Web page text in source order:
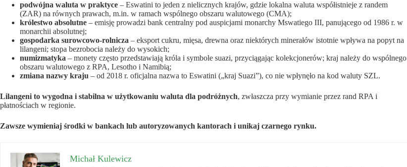
podwójna waluta w praktyce – Eswatini to jeden z nielicznych krajów, gdzie lokalna waluta współistnieje z randem
(ZAR) na równych prawach, m.in. w ramach wspólnego obszaru walutowego (CMA);
królestwo absolutne – emisję prowadzi bank centralny pod auspicjami monarchy Mswatiego III, panującego od 1986 r. w
monarchii absolutnej;
gospodarka surowcowo-rolnicza – eksport cukru, mięsa, drewna oraz niektórych minerałów istotnie wpływa na popyt na
lilangeni; stopa bezrobocia należy do wysokich;
numizmatyka – monety często przedstawiają króla i symbole suazi, przyciągając kolekcjonerów; kraj należy do wspólnego
obszaru walutowego z RPA, Lesotho i Namibią;
zmiana nazwy kraju – od 2018 r. oficjalna nazwa to Eswatini („kraj Suazi”), co nie wpłynęło na kod waluty SZL.
Lilangeni to wygodna i stabilna w użytkowaniu waluta dla podróżnych, zwłaszcza przy wymianie przez rand RPA i
płatnościach w regionie.
Zawsze wymieniaj środki w bankach lub autoryzowanych kantorach i unikaj czarnego rynku.
Michał Kulewicz